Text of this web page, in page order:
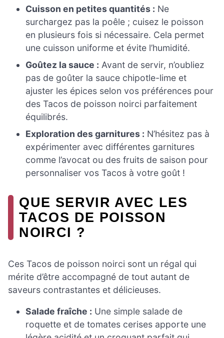
Cuisson en petites quantités : Ne
surchargez pas la poêle ; cuisez le poisson
en plusieurs fois si nécessaire. Cela permet
une cuisson uniforme et évite l’humidité.
Goûtez la sauce : Avant de servir, n’oubliez
pas de goûter la sauce chipotle-lime et
ajuster les épices selon vos préférences pour
des Tacos de poisson noirci parfaitement
équilibrés.
Exploration des garnitures : N’hésitez pas à
expérimenter avec différentes garnitures
comme l’avocat ou des fruits de saison pour
personnaliser vos Tacos à votre goût !
QUE SERVIR AVEC LES
TACOS DE POISSON
NOIRCI ?
Ces Tacos de poisson noirci sont un régal qui
mérite d’être accompagné de tout autant de
saveurs contrastantes et délicieuses.
Salade fraîche : Une simple salade de
roquette et de tomates cerises apporte une